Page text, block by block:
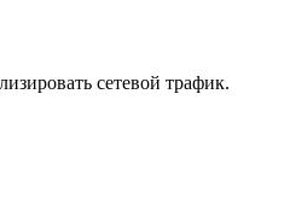
сетевой трафик.